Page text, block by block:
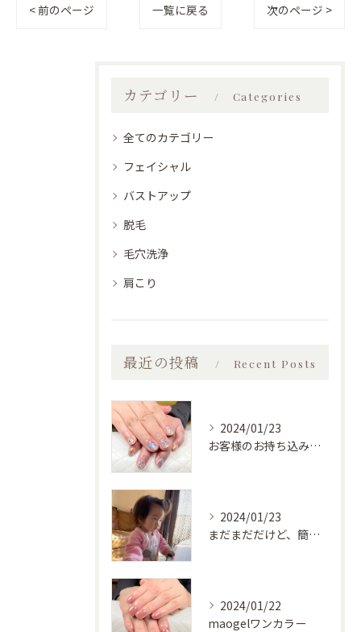
< 前のページ 一覧に戻る 次のページ >
カテゴリー Categories
全てのカテゴリー
フェイシャル
バストアップ
脱毛
毛穴洗浄
肩こり
最近の投稿 Recent Posts
2024/01/23
お客様のお持ち込みデザイン
2024/01/23
まだまだだけど、簡単な物は自分で食べられるようになってきた♡
2024/01/22
maogelワンカラー